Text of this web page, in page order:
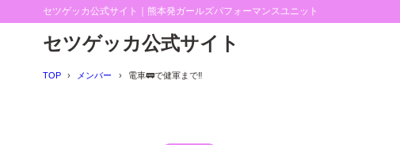
セツゲッカ公式サイト｜熊本発ガールズパフォーマンスユニット
セツゲッカ公式サイト
TOP メンバー 電車🚃で健軍まで‼️